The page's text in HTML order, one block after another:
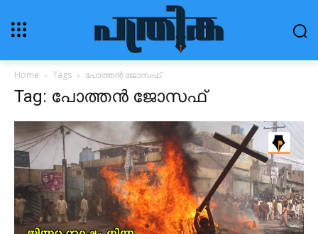
Home Tags പോത്തൻ ജോസഫ്
Tag: പോത്തൻ ജോസഫ്